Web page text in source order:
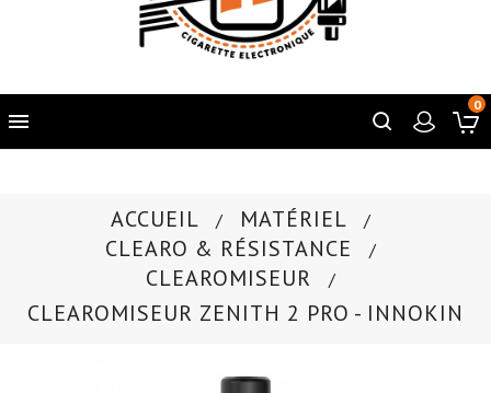

0
ACCUEIL
MATÉRIEL
CLEARO & RÉSISTANCE
CLEAROMISEUR
CLEAROMISEUR ZENITH 2 PRO - INNOKIN